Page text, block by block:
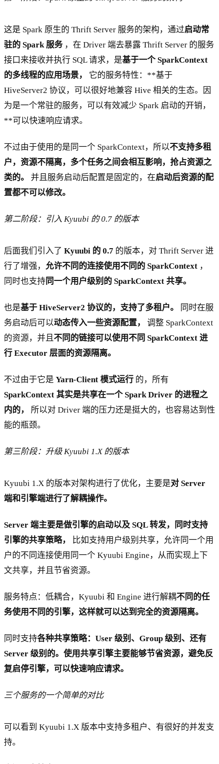
这是 Spark 原生的 Thrift Server 服务的架构，通过启动常
驻的 Spark 服务，在 Driver 端去暴露 Thrift Server 的服务
接口来接收并执行 SQL 请求，是基于一个 SparkContext
的多线程的应用场景，
它的服务特性：**基于
HiveServer2 协议，可以很好地兼容 Hive 相关的生态。因
为是一个常驻的服务，可以有效减少 Spark 启动的开销，
**可以快速响应请求。
不过由于使用的是同一个 SparkContext，所以不支持多租
户，资源不隔离，多个任务之间会相互影响，抢占资源之
类的。
并且服务启动后配置是固定的，在启动后资源的配
置都不可以修改。
第二阶段：引入 Kyuubi 的 0.7 的版本
后面我们引入了 Kyuubi 的 0.7 的版本，对 Thrift Server 进
行了增强， 允许不同的连接使用不同的 SparkContext ，
同时也支持同一个用户级别的 SparkContext 共享。
也是基于 HiveServer2 协议的，支持了多租户。
同时在服
务启动后可以动态传入一些资源配置，
调整 SparkContext
的资源，并且不同的链接可以使用不同 SparkContext 进
行 Executor 层面的资源隔离。
不过由于它是 Yarn-Client 模式运行 的，所有
SparkContext 其实是共享在一个 Spark Driver 的进程之
内的，
所以对 Driver 端的压力还是挺大的，也容易达到性
能的瓶颈。
第三阶段：升级 Kyuubi 1.X 的版本
Kyuubi 1.X 的版本对架构进行了优化，主要是对 Server
端和引擎端进行了解耦操作。
Server 端主要是做引擎的启动以及 SQL 转发，同时支持
引擎的共享策略，
比如支持用户级别共享，允许同一个用
户的不同连接使用同一个 Kyuubi Engine，从而实现上下
文共享，并且节省资源。
服务特点：低耦合，Kyuubi 和 Engine 进行解耦不同的任
务使用不同的引擎，这样就可以达到完全的资源隔离。
同时支持各种共享策略：User 级别、Group 级别、还有
Server 级别的。使用共享引擎主要能够节省资源，避免反
复启停引擎，可以快速响应请求。
三个服务的一个简单的对比
可以看到 Kyuubi 1.X 版本中支持多租户、有很好的并发支
持。